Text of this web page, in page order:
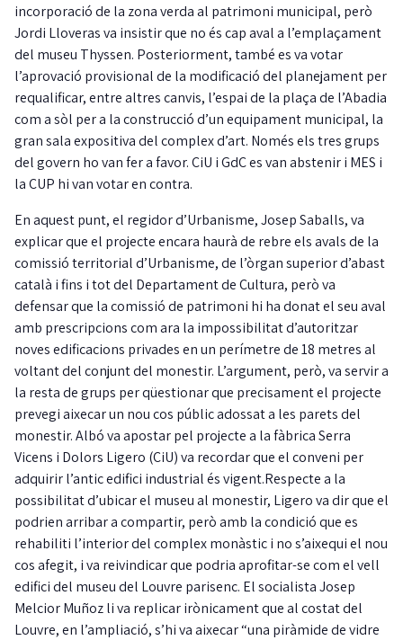
incorporació de la zona verda al patrimoni municipal, però
Jordi Lloveras va insistir que no és cap aval a l’emplaçament
del museu Thyssen. Posteriorment, també es va votar
l’aprovació provisional de la modificació del planejament per
requalificar, entre altres canvis, l’espai de la plaça de l’Abadia
com a sòl per a la construcció d’un equipament municipal, la
gran sala expositiva del complex d’art. Només els tres grups
del govern ho van fer a favor. CiU i GdC es van abstenir i MES i
la CUP hi van votar en contra.
En aquest punt, el regidor d’Urbanisme, Josep Saballs, va
explicar que el projecte encara haurà de rebre els avals de la
comissió territorial d’Urbanisme, de l’òrgan superior d’abast
català i fins i tot del Departament de Cultura, però va
defensar que la comissió de patrimoni hi ha donat el seu aval
amb prescripcions com ara la impossibilitat d’autoritzar
noves edificacions privades en un perímetre de 18 metres al
voltant del conjunt del monestir. L’argument, però, va servir a
la resta de grups per qüestionar que precisament el projecte
prevegi aixecar un nou cos públic adossat a les parets del
monestir. Albó va apostar pel projecte a la fàbrica Serra
Vicens i Dolors Ligero (CiU) va recordar que el conveni per
adquirir l’antic edifici industrial és vigent.Respecte a la
possibilitat d’ubicar el museu al monestir, Ligero va dir que el
podrien arribar a compartir, però amb la condició que es
rehabiliti l’interior del complex monàstic i no s’aixequi el nou
cos afegit, i va reivindicar que podria aprofitar-se com el vell
edifici del museu del Louvre parisenc. El socialista Josep
Melcior Muñoz li va replicar irònicament que al costat del
Louvre, en l’ampliació, s’hi va aixecar “una piràmide de vidre